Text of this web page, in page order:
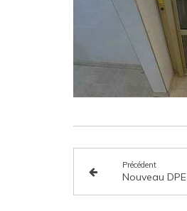
Précédent
Nouveau DPE